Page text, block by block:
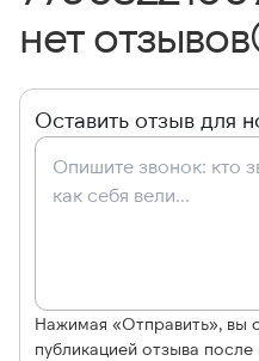
нет отзывов
Оставить отзыв для
Нажимая «Отправить», вы
публикацией отзыва после